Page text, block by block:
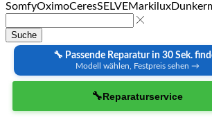
SomfyOximoCeresSELVEMarkilux
Suche
🔧 Passende Reparatur in 30 Sek.
Modell wählen, Festpreis sehen →
🔧Reparaturservice